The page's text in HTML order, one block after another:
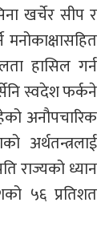
खर्चेर सीप र
हासिल गर्न
स्वदेश फर्कने
अनौपचारिक
अर्थतन्त्रलाई
राज्यको ध्यान
५६ प्रतिशत